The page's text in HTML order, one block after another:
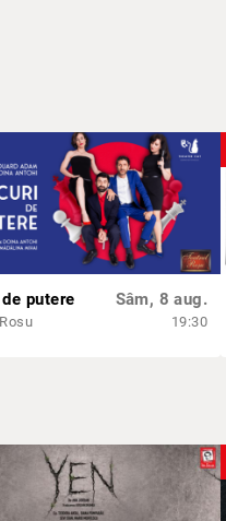
putere Sâm, 8 aug.
19:30